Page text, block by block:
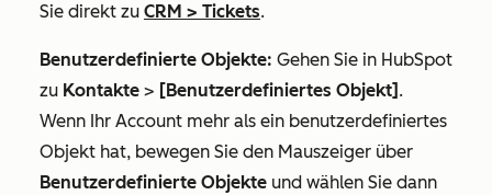
Sie direkt zu CRM > Tickets.
Benutzerdefinierte Objekte: Gehen Sie in HubSpot
zu Kontakte > [Benutzerdefiniertes Objekt] .
Wenn Ihr Account mehr als ein benutzerdefiniertes
Objekt hat, bewegen Sie den Mauszeiger über
Benutzerdefinierte Objekte und wählen Sie dann